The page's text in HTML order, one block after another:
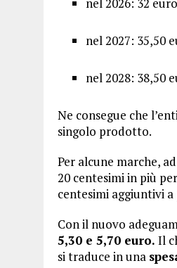
nel 2027: 35,50
nel 2028: 38,50
Ne consegue che
singolo prodotto.
Per alcune marche,
20 centesimi in più
centesimi aggiuntivi
Con il nuovo
5,30 e 5,70 euro. Il
si traduce in una